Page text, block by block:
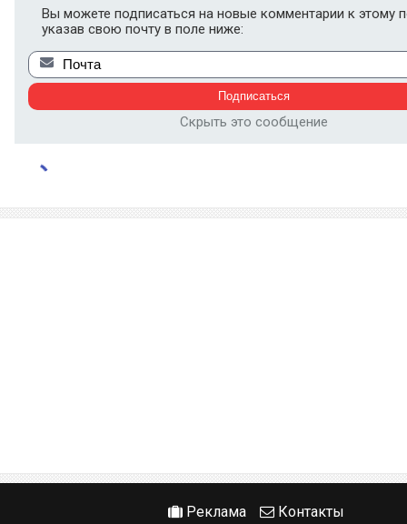
Вы можете подписаться на новые комментарии к этому
указав свою почту в поле ниже:
Скрыть это сообщение
Реклама Контакты